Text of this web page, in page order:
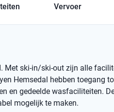
Vervoer
Met ski-in/ski-out zijn alle
Hemsedal hebben toegang
en gedeelde wasfaciliteiten.
mogelijk te maken.